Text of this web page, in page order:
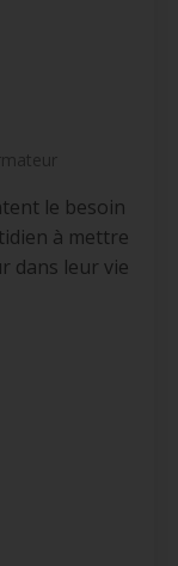
le besoin
à mettre
dans leur vie